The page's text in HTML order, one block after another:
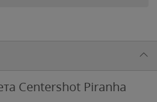
Centershot Piranha